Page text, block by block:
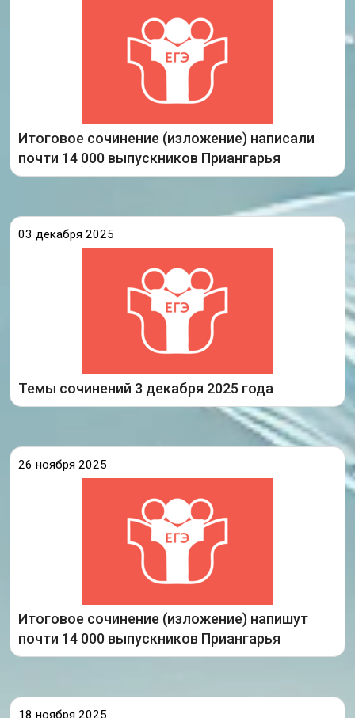
Итоговое сочинение (изложение) написали
почти 14 000 выпускников Приангарья
образовательным программам среднего общего
образования, началась государственная итоговая
аттестация – одиннадцатиклассники напишут
итоговое сочинение (изложение). Это первое
Подробнее
03 декабря 2025
Темы сочинений 3 декабря 2025 года
207. Как, по Вашему мнению, противостоять
предыдущими поколениями?
409. Согласны ли Вы с
Подробнее
26 ноября 2025
Итоговое сочинение (изложение) напишут
почти 14 000 выпускников Приангарья
В декабре не только зима начинается, но и
2026 года. Ведь именно 3 декабря выпускникам
Иркутской области, обучающимся по
образовательным программам среднего общего
Подробнее
18 ноября 2025